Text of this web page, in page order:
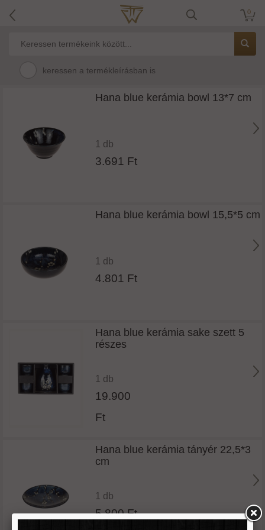
0
keressen a termékleírásban is
Hana blue kerámia bowl 13*7 cm
1 db
3.691 Ft
Hana blue kerámia bowl 15,5*5 cm
1 db
4.801 Ft
Hana blue kerámia sake szett 5
részes
1 db
19.900
Ft
Hana blue kerámia tányér 22,5*3
cm
1 db
5.800 Ft